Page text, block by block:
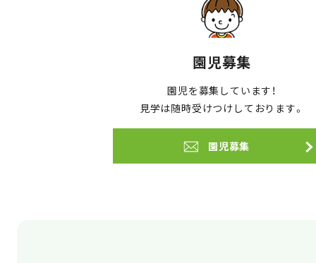
園児募集
園児を募集しています！
見学は随時受けつけしております。
園児募集